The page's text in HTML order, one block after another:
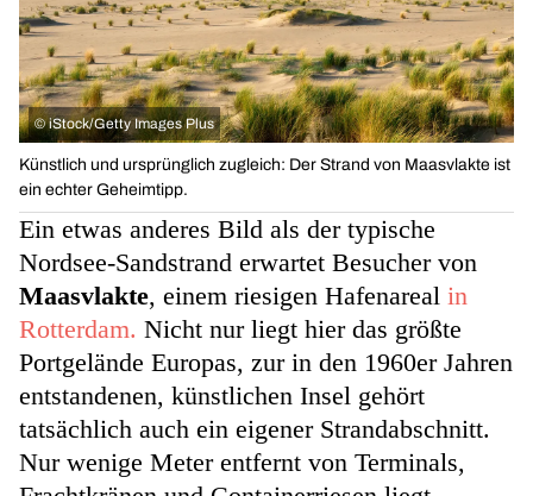
© iStock/Getty Images Plus
Künstlich und ursprünglich zugleich: Der Strand von Maasvlakte ist
ein echter Geheimtipp.
Ein etwas anderes Bild als der typische
Nordsee-Sandstrand erwartet Besucher von
Maasvlakte, einem riesigen Hafenareal in
Rotterdam. Nicht nur liegt hier das größte
Portgelände Europas, zur in den 1960er Jahren
entstandenen, künstlichen Insel gehört
tatsächlich auch ein eigener Strandabschnitt.
Nur wenige Meter entfernt von Terminals,